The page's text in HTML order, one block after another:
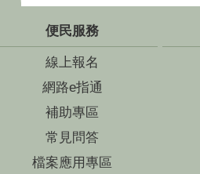
便民服務
線上報名
網路e指通
補助專區
常見問答
檔案應用專區